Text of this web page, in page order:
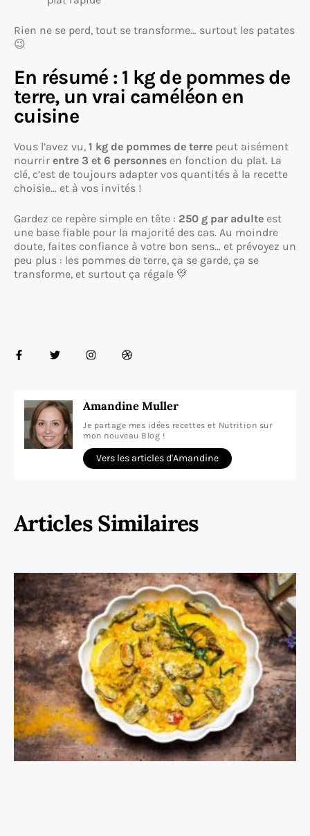
Rien ne se perd, tout se transforme… surtout les patates
😉
En résumé : 1 kg de pommes de
terre, un vrai caméléon en
cuisine
Vous l’avez vu, 1 kg de pommes de terre peut aisément
nourrir entre 3 et 6 personnes en fonction du plat. La
clé, c’est de toujours adapter vos quantités à la recette
choisie… et à vos invités !
Gardez ce repère simple en tête : 250 g par adulte est
une base fiable pour la majorité des cas. Au moindre
doute, faites confiance à votre bon sens… et prévoyez un
peu plus : les pommes de terre, ça se garde, ça se
transforme, et surtout ça régale 💛
Amandine Muller
Je partage mes idées recettes et Nutrition sur
mon nouveau Blog !
Vers les articles d'Amandine
Articles Similaires